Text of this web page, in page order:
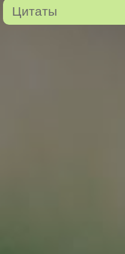
Цитаты